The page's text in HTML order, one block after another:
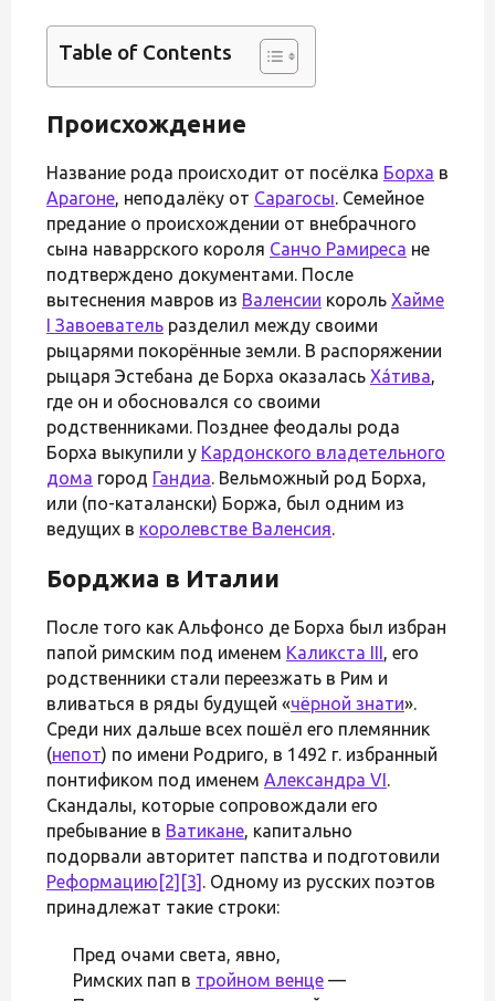
Table of Contents
Происхождение
Название рода происходит от посёлка Борха в
Арагоне, неподалёку от Сарагосы. Семейное
предание о происхождении от внебрачного
сына наваррского короля Санчо Рамиреса не
подтверждено документами. После
вытеснения мавров из Валенсии король Хайме
I Завоеватель разделил между своими
рыцарями покорённые земли. В распоряжении
рыцаря Эстебана де Борха оказалась Хáтива,
где он и обосновался со своими
родственниками. Позднее феодалы рода
Борха выкупили у Кардонского владетельного
дома город Гандиа. Вельможный род Борха,
или (по-каталански) Боржа, был одним из
ведущих в королевстве Валенсия.
Борджиа в Италии
После того как Альфонсо де Борха был избран
папой римским под именем Каликста III, его
родственники стали переезжать в Рим и
вливаться в ряды будущей «чёрной знати».
Среди них дальше всех пошёл его племянник
(непот) по имени Родриго, в 1492 г. избранный
понтификом под именем Александра VI.
Скандалы, которые сопровождали его
пребывание в Ватикане, капитально
подорвали авторитет папства и подготовили
Реформацию [2] [3] . Одному из русских поэтов
принадлежат такие строки:
Пред очами света, явно,
Римских пап в тройном венце —